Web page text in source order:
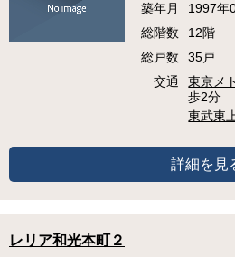
築年月
1997年
総階数
12階
総戸数
35戸
交通
東京メ
歩2分
東武東
詳細を見
レリア和光本町２